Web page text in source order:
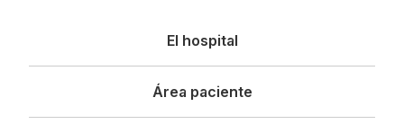
principal
El hospital
Área paciente